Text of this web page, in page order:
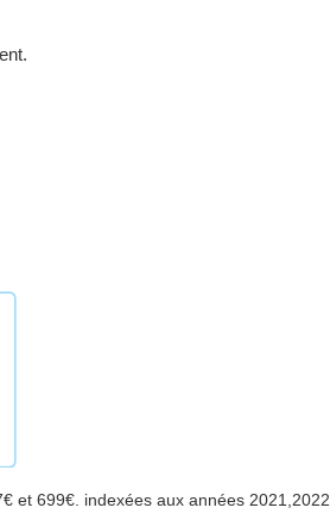
et 699€. indexées aux années 2021,2022